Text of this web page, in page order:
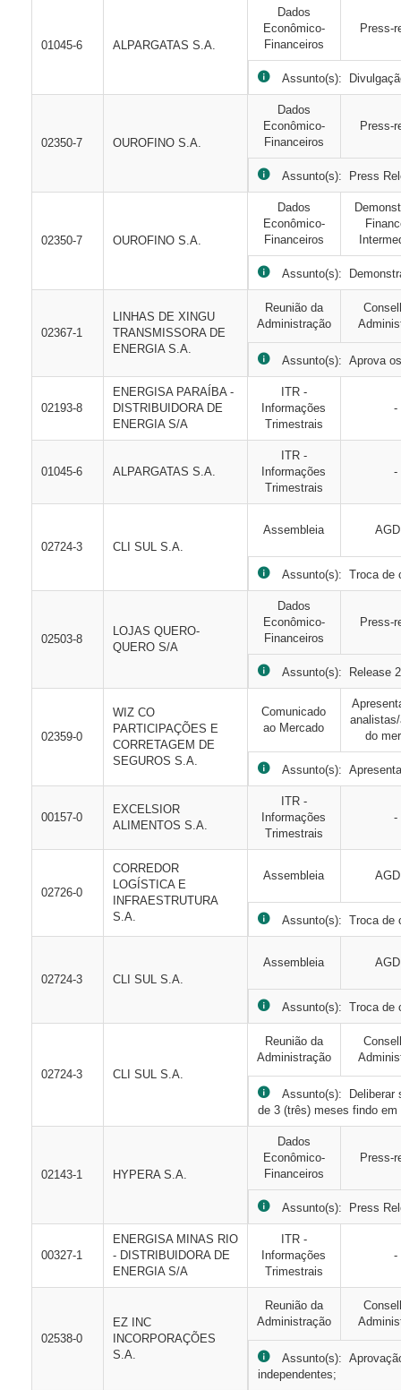
01045-6 ALPARGATAS S.A.
Dados
Econômico-
Financeiros
Press-
Assunto(s):
02350-7 OUROFINO S.A.
Dados
Econômico-
Financeiros
Press-
Assunto(s): Press
02350-7 OUROFINO S.A.
Dados
Econômico-
Financeiros
Assunto(s):
02367-1
LINHAS DE XINGU
TRANSMISSORA DE
ENERGIA S.A.
Reunião da
Administração
Assunto(s): Aprova
02193-8
ENERGISA PARAÍBA -
DISTRIBUIDORA DE
ENERGIA S/A
ITR -
Informações
Trimestrais
-
01045-6 ALPARGATAS S.A.
ITR -
Informações
Trimestrais
-
02724-3 CLI SUL S.A.
Assembleia
Assunto(s): Troca de
02503-8
LOJAS QUERO-
QUERO S/A
Dados
Econômico-
Financeiros
Press-
Assunto(s): Release
02359-0
WIZ CO
PARTICIPAÇÕES E
CORRETAGEM DE
SEGUROS S.A.
Comunicado
ao Mercado
do
Assunto(s):
00157-0
EXCELSIOR
ALIMENTOS S.A.
ITR -
Informações
Trimestrais
-
02726-0
CORREDOR
LOGÍSTICA E
INFRAESTRUTURA
S.A.
Assembleia
Assunto(s): Troca de
02724-3 CLI SUL S.A.
Assembleia
Assunto(s): Troca de
02724-3 CLI SUL S.A.
Reunião da
Administração
Assunto(s): Deliberar
de 3 (três) meses findo em
02143-1 HYPERA S.A.
Dados
Econômico-
Financeiros
Press-
Assunto(s): Press
00327-1
ENERGISA MINAS RIO
- DISTRIBUIDORA DE
ENERGIA S/A
ITR -
Informações
Trimestrais
-
02538-0
EZ INC
INCORPORAÇÕES
S.A.
Reunião da
Administração
Assunto(s):
independentes;